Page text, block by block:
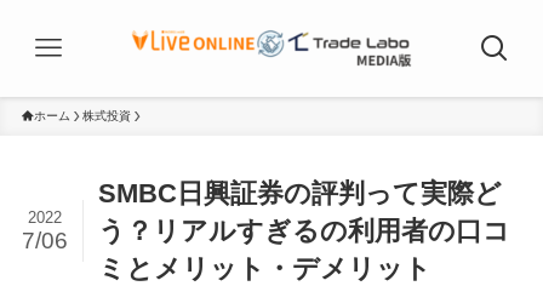
ホーム 株式投資
SMBC日興証券の評判って実際ど
う？リアルすぎるの利用者の口コ
ミとメリット・デメリット
2022
7/06